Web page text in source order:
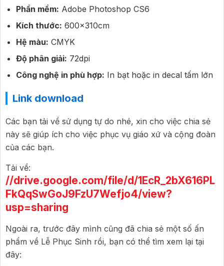
Phần mềm: Adobe Photoshop CS6
Kích thước: 600x310cm
Hệ màu: CMYK
Độ phân giải: 72dpi
Công nghệ in phù hợp: In bạt hoặc in decal tấm lớn
Link download
Các bạn tải về sử dụng tự do nhé, xin cho việc chia sẻ
này sẽ giúp ích cho việc phục vụ giáo xứ và cộng đoàn
của các bạn.
Tải về:
//drive.google.com/file/d/1EcR_2bX616PL
FkQqSwGoJ9FzU7Wefjo4/view?
usp=sharing
Ngoài ra, trước đây mình cũng đã chia sẻ một số ấn
phẩm về Lễ Phục Sinh rồi, bạn có thể tìm xem lại tại
đây: